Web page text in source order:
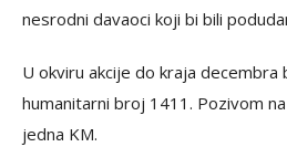
nesrodni davaoci koji bi bili
U okviru akcije do kraja decembra
humanitarni broj 1411. Pozivom
jedna KM.